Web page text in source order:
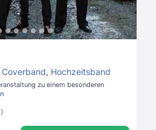
Coverband, Hochzeitsband
zu einem besonderen